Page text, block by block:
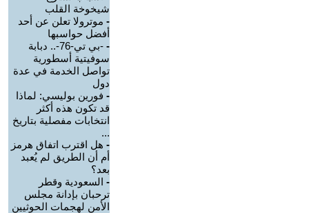
شيخوخة القلب
- موترولا تعلن عن أحد
أفضل حواسبها
-
-بي تي-76-.. دبابة
سوفيتية أسطورية
تواصل الخدمة في عدة
دول
- فورين بوليسي: لماذا
قد تكون هذه أكثر
انتخابات مفصلية بتاريخ
...
- هل اقترب اتفاق هرمز
أم أن الطريق لم يُعبد
بعد؟
- السعودية وقطر
ترحبان بإدانة مجلس
الأمن لهجمات الحوثيين